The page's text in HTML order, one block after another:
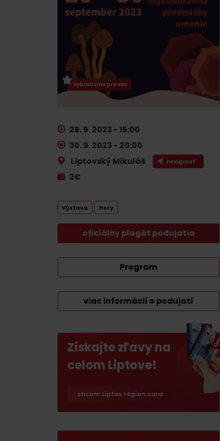
VIAC O
Plánovanie pre firmy
Naplánuj si dovolenku
Plánovač
Pobytové balíky
Kempovanie
So zvieratkami
So zľavami
No data
Kde sa nachádza
Letné športy
Cyklistika
Lezenie
Vodné športy
Ak ti škvŕka v bruchu
Kaviarne
Salaše a koliby
Zimu a leto na Liptove
spoja športy
Vybrali sme pre vás
28. 9. 2023 - 15:00
30. 9. 2023 - 20:00
Liptovský Mikuláš
navigovať
2€
Hory
Výstava
oficiálny plagát podujatia
Program
viac informácií o podujatí
Získajte zľavy na
celom Liptove!
chcem Liptov region card